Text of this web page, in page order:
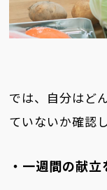
では、自分はど
ていないか確認
・一週間の献